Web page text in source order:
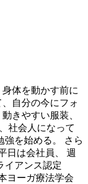
体を動かす前に
自分の今にフォ
きやすい服装、
社会人になって
強を始める。 さら
日は会社員、 週
イアンス認定
ヨーガ療法学会